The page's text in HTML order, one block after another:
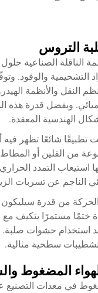
التروس
الناقلة الصناعية
النقل والأنظمة
وبفضل قدرة
الهندسية المعقدة.
من الفلين أو
استيعاب التمدد
الناجم عن تسربات
ختمًا مستمرًا
استخدام حشوات صلبة.
سطحية مثالية.
المضغوط